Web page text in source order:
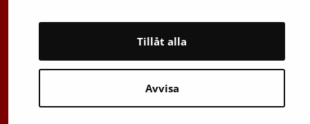
Avvisa
Tillåt alla
Växel029 300 1010
Om Blodtjänst